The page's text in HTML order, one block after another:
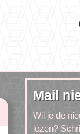
Mail
Wil je de
lezen?